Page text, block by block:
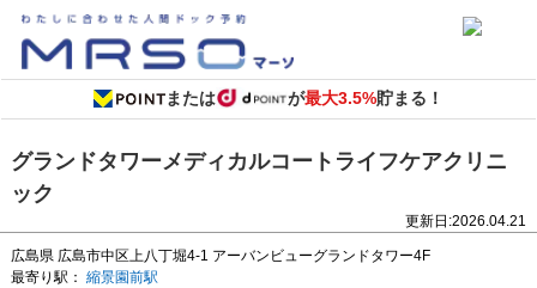
または が最大3.5%貯まる！
グランドタワーメディカルコートライフケアクリニ
ック
更新日:2026.04.21
広島県 広島市中区上八丁堀4-1 アーバンビューグランドタワー4F
最寄り駅： 縮景園前駅